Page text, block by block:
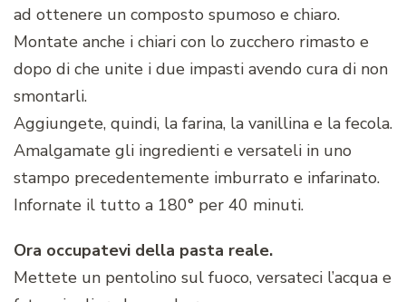
ad ottenere un composto spumoso e chiaro.
Montate anche i chiari con lo zucchero rimasto e
dopo di che unite i due impasti avendo cura di non
smontarli.
Aggiungete, quindi, la farina, la vanillina e la fecola.
Amalgamate gli ingredienti e versateli in uno
stampo precedentemente imburrato e infarinato.
Infornate il tutto a 180° per 40 minuti.
Ora occupatevi della pasta reale.
Mettete un pentolino sul fuoco, versateci l’acqua e